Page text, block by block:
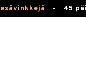
- 45